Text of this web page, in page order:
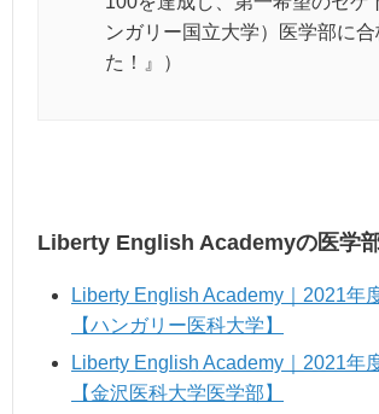
ンガリー国立大学）医学部に合
た！』）
Liberty English Academyの医学
Liberty English Academy｜2021年
【ハンガリー医科大学】
Liberty English Academy｜2021年
【金沢医科大学医学部】